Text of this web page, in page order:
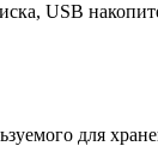
USB
для